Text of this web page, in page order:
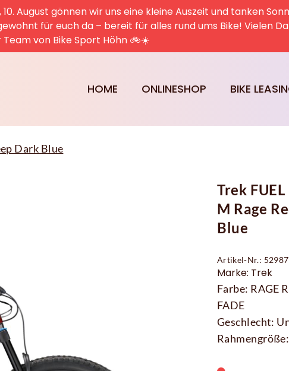
August gönnen wir uns eine kleine Auszeit und tanken
für euch da – bereit für alles rund ums Bike! Vielen
von Bike Sport Höhn 🚲☀️
HOME ONLINESHOP BIKE
Dark Blue
Trek FUEL
M Rage
Blue
Artikel-Nr.:
Marke: Trek
Farbe: RAGE
FADE
Geschlecht: